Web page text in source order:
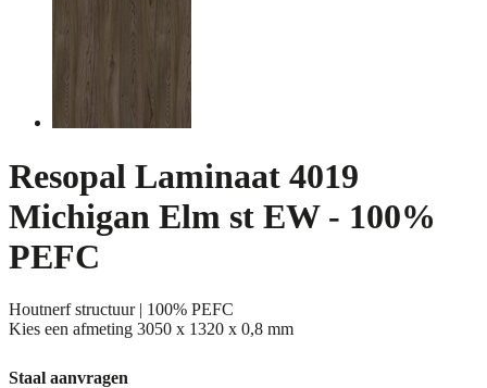
Resopal Laminaat 4019
Michigan Elm st EW - 100%
PEFC
Houtnerf structuur | 100% PEFC
Kies een afmeting 3050 x 1320 x 0,8 mm
Staal aanvragen